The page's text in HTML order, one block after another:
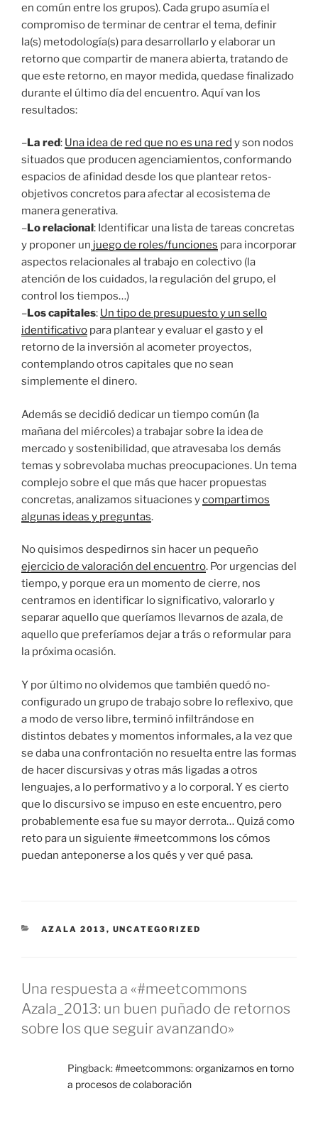
en común entre los grupos). Cada grupo asumía el
compromiso de terminar de centrar el tema, definir
la(s) metodología(s) para desarrollarlo y elaborar un
retorno que compartir de manera abierta, tratando de
que este retorno, en mayor medida, quedase finalizado
durante el último día del encuentro. Aquí van los
resultados:
–La red: Una idea de red que no es una red y son nodos
situados que producen agenciamientos, conformando
espacios de afinidad desde los que plantear retos-
objetivos concretos para afectar al ecosistema de
manera generativa.
–Lo relacional: Identificar una lista de tareas concretas
y proponer un juego de roles/funciones para incorporar
aspectos relacionales al trabajo en colectivo (la
atención de los cuidados, la regulación del grupo, el
control los tiempos…)
–Los capitales: Un tipo de presupuesto y un sello
identificativo para plantear y evaluar el gasto y el
retorno de la inversión al acometer proyectos,
contemplando otros capitales que no sean
simplemente el dinero.
Además se decidió dedicar un tiempo común (la
mañana del miércoles) a trabajar sobre la idea de
mercado y sostenibilidad, que atravesaba los demás
temas y sobrevolaba muchas preocupaciones. Un tema
complejo sobre el que más que hacer propuestas
concretas, analizamos situaciones ycompartimos
algunas ideas y preguntas.
No quisimos despedirnos sin hacer un pequeño
ejercicio de valoración del encuentro. Por urgencias del
tiempo, y porque era un momento de cierre, nos
centramos en identificar lo significativo, valorarlo y
separar aquello que queríamos llevarnos de azala, de
aquello que preferíamos dejar a trás o reformular para
la próxima ocasión.
Y por último no olvidemos que también quedó no-
configurado un grupo de trabajo sobre lo reflexivo, que
a modo de verso libre, terminó infiltrándose en
distintos debates y momentos informales, a la vez que
se daba una confrontación no resuelta entre las formas
de hacer discursivas y otras más ligadas a otros
lenguajes, a lo performativo y a lo corporal. Y es cierto
que lo discursivo se impuso en este encuentro, pero
probablemente esa fue su mayor derrota… Quizá como
reto para un siguiente #meetcommons los cómos
puedan anteponerse a los qués y ver qué pasa.
CATEGORÍAS
AZALA 2013 , UNCATEGORIZED
Una respuesta a «#meetcommons
Azala_2013: un buen puñado de retornos
sobre los que seguir avanzando»
Pingback:#meetcommons: organizarnos en torno
a procesos de colaboración